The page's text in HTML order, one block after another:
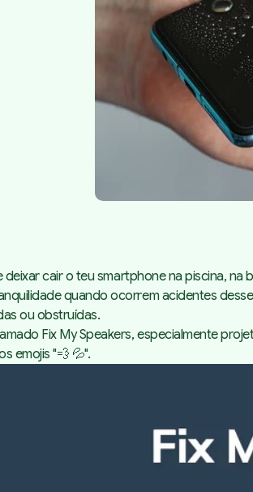
cair o teu smartphone na piscina,
quando ocorrem acidentes
ou obstruídas.
Fix My Speakers, especialmente
emojis "💨 💦".